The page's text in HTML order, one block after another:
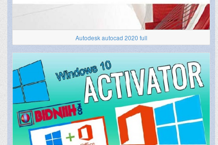
Autodesk autocad 2020 full